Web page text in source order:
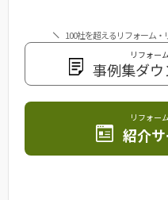
100社を超えるリフォーム
リフォー
事例集ダ
リフォー
紹介